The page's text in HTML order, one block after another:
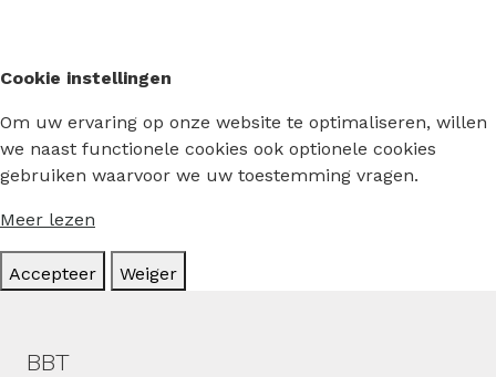
Cookie instellingen
Om uw ervaring op onze website te optimaliseren, willen
we naast functionele cookies ook optionele cookies
gebruiken waarvoor we uw toestemming vragen.
Meer lezen
Accepteer Weiger
Hoofdmenu
BBT